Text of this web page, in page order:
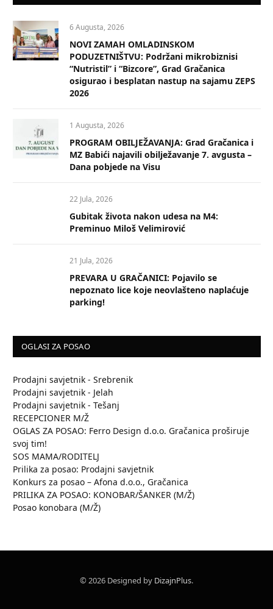
6 Augusta, 2026
NOVI ZAMAH OMLADINSKOM
PODUZETNIŠTVU: Podržani mikrobiznisi
“Nutristil” i “Bizcore”, Grad Gračanica
osigurao i besplatan nastup na sajamu ZEPS
2026
1 Augusta, 2026
PROGRAM OBILJEŽAVANJA: Grad Gračanica i
MZ Babići najavili obilježavanje 7. avgusta –
Dana pobjede na Visu
22 Jula, 2026
Gubitak života nakon udesa na M4:
Preminuo Miloš Velimirović
21 Jula, 2026
PREVARA U GRAČANICI: Pojavilo se
nepoznato lice koje neovlašteno naplaćuje
parking!
OGLASI ZA POSAO
Prodajni savjetnik - Srebrenik
Prodajni savjetnik - Jelah
Prodajni savjetnik - Tešanj
RECEPCIONER M/Ž
OGLAS ZA POSAO: Ferro Design d.o.o. Gračanica proširuje
svoj tim!
SOS MAMA/RODITELJ
Prilika za posao: Prodajni savjetnik
Konkurs za posao – Afona d.o.o., Gračanica
PRILIKA ZA POSAO: KONOBAR/ŠANKER (M/Ž)
Posao konobara (M/Ž)
© 2026 Designed by DizajnPlus.